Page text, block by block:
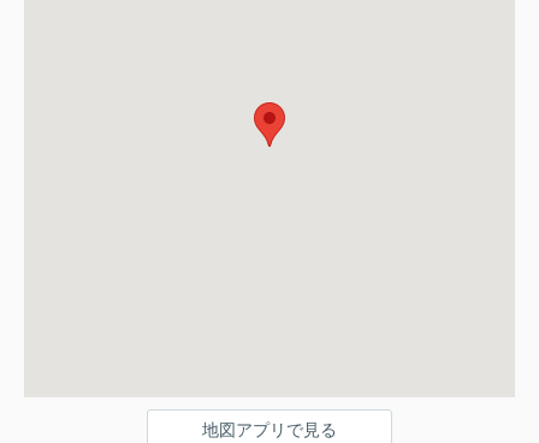
地図アプリで見る